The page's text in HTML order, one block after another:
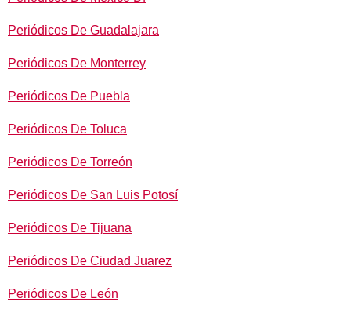
Periódicos De Guadalajara
Periódicos De Monterrey
Periódicos De Puebla
Periódicos De Toluca
Periódicos De Torreón
Periódicos De San Luis Potosí
Periódicos De Tijuana
Periódicos De Ciudad Juarez
Periódicos De León